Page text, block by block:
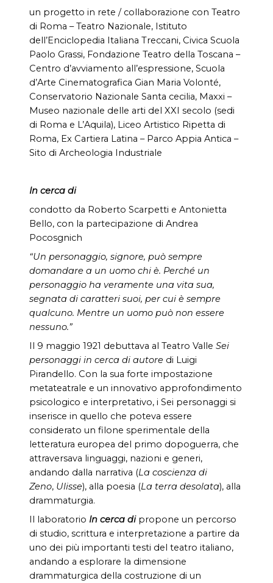
un progetto in rete / collaborazione con Teatro
di Roma – Teatro Nazionale, Istituto
dell’Enciclopedia Italiana Treccani, Civica Scuola
Paolo Grassi, Fondazione Teatro della Toscana –
Centro d’avviamento all’espressione, Scuola
d’Arte Cinematografica Gian Maria Volonté,
Conservatorio Nazionale Santa cecilia, Maxxi –
Museo nazionale delle arti del XXI secolo (sedi
di Roma e L’Aquila), Liceo Artistico Ripetta di
Roma, Ex Cartiera Latina – Parco Appia Antica –
Sito di Archeologia Industriale
In cerca di
condotto da Roberto Scarpetti e Antonietta
Bello, con la partecipazione di Andrea
Pocosgnich
“Un personaggio, signore, può sempre
domandare a un uomo chi è. Perché un
personaggio ha veramente una vita sua,
segnata di caratteri suoi, per cui è sempre
qualcuno. Mentre un uomo può non essere
nessuno.”
Il 9 maggio 1921 debuttava al Teatro Valle Sei
personaggi in cerca di autore di Luigi
Pirandello. Con la sua forte impostazione
metateatrale e un innovativo approfondimento
psicologico e interpretativo, i Sei personaggi si
inserisce in quello che poteva essere
considerato un filone sperimentale della
letteratura europea del primo dopoguerra, che
attraversava linguaggi, nazioni e generi,
andando dalla narrativa (La coscienza di
Zeno, Ulisse), alla poesia (La terra desolata), alla
drammaturgia.
Il laboratorio In cerca dipropone un percorso
di studio, scrittura e interpretazione a partire da
uno dei più importanti testi del teatro italiano,
andando a esplorare la dimensione
drammaturgica della costruzione di un